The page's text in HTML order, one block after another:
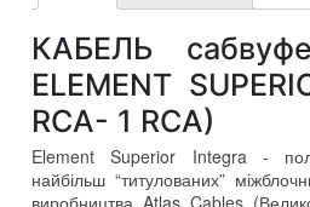
КАБЕЛЬ
ELEMENT
RCA- 1 RCA)
Element Superior Integra -
найбільш “титулованих”
виробництва Atlas Cables